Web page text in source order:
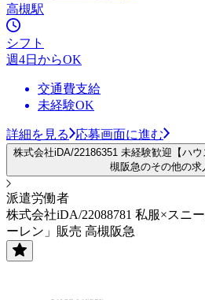
高槻駅
シフト
週4日からOK
交通費支給
未経験OK
詳細を見る 応募画面に進む
株式会社iDA/22186351 未経験歓迎【ハ
槻阪急のその他の求
派遣労働者
株式会社iDA/22088781 私服×スニ
ーレン」販売 高槻阪急